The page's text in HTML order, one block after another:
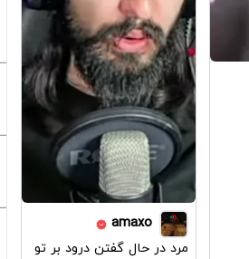
amaxo
مرد در حال گفتن درود بر تو